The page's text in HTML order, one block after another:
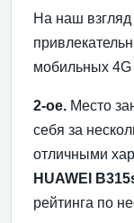
На наш
мобильных 4G
2-ое. Место
себя за
отличными
HUAWEI
рейтинга по